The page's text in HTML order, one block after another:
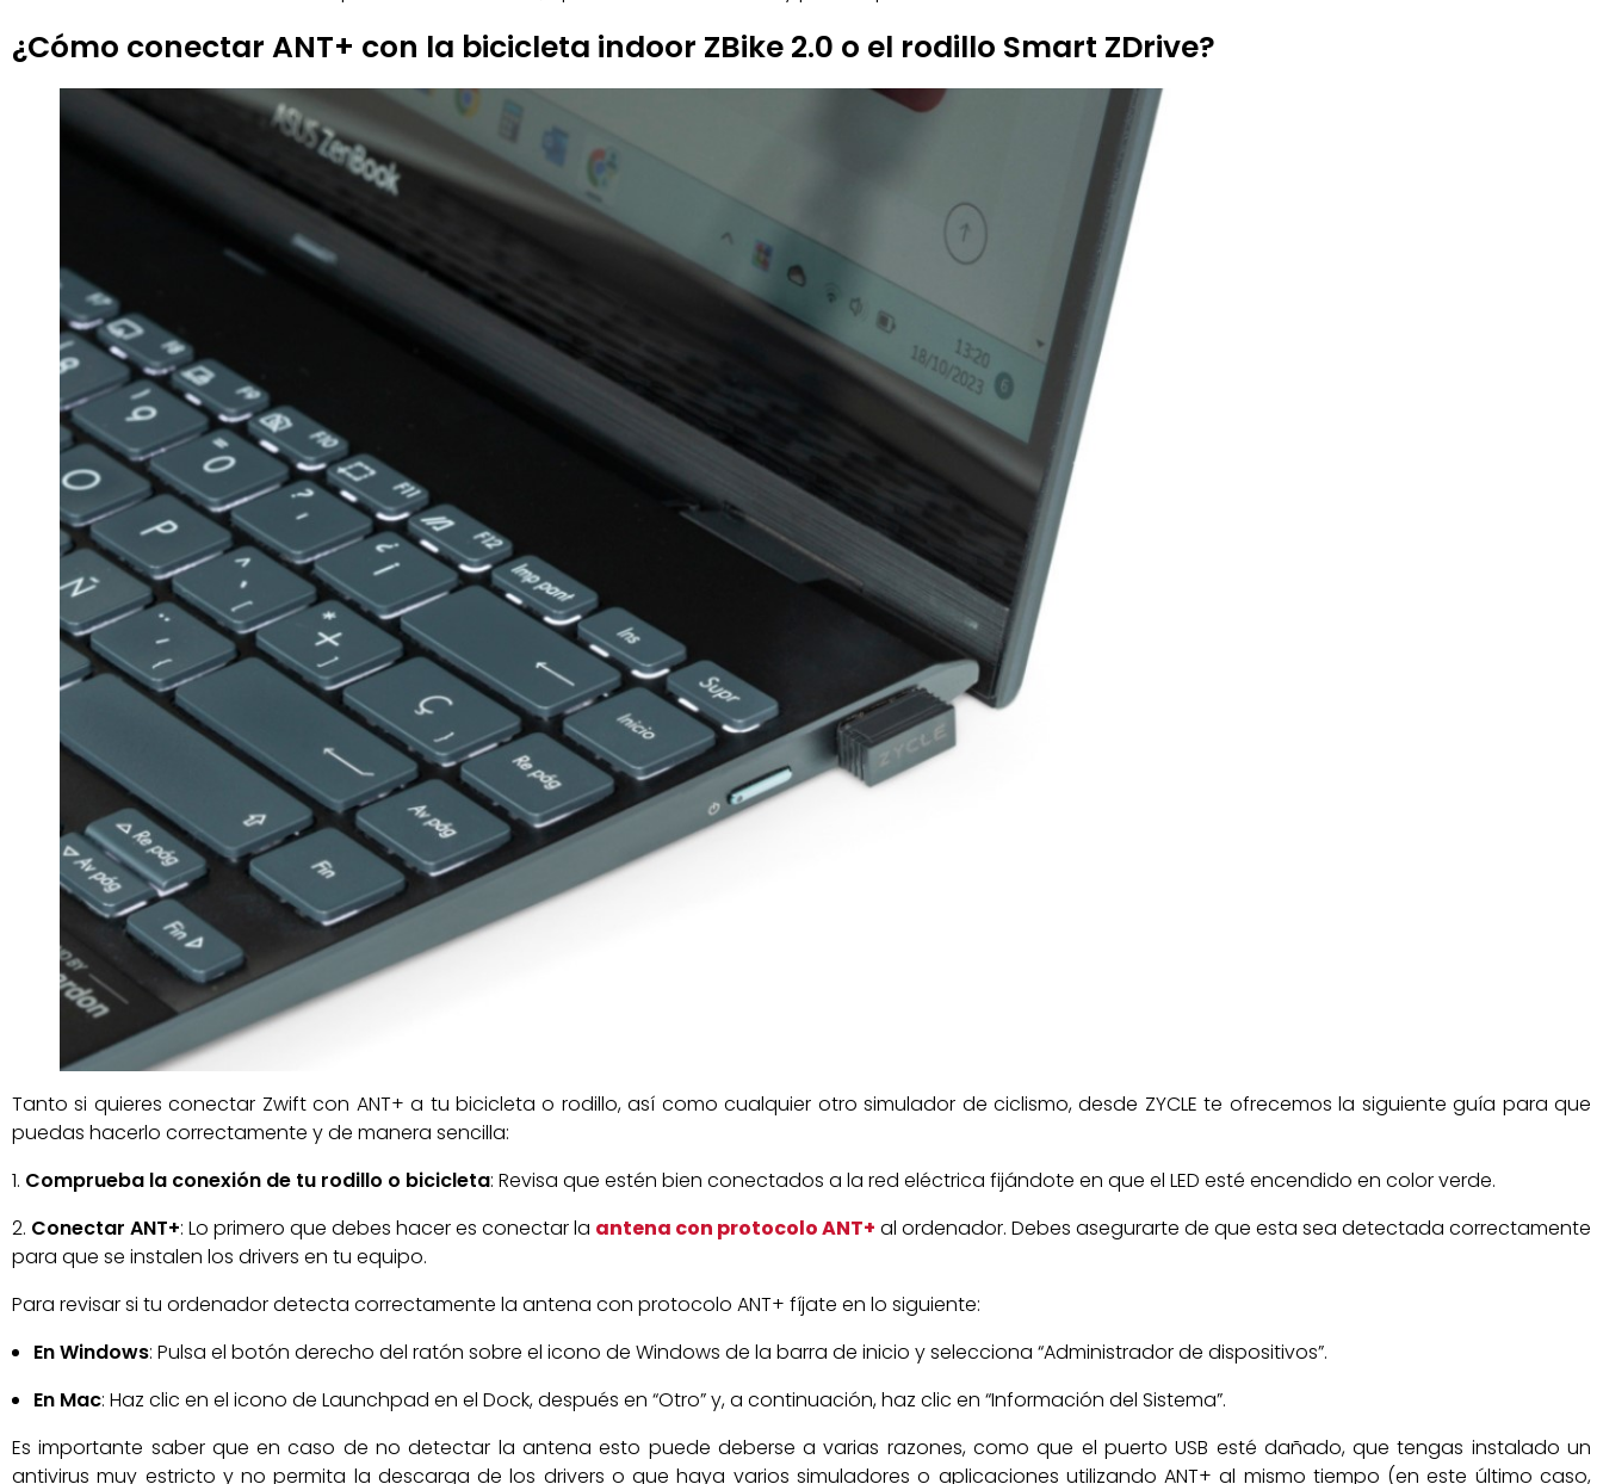
¿Cómo conectar ANT+ con la bicicleta indoor ZBike 2.0 o el rodillo Smart ZDrive?
Tanto si quieres conectar Zwift con ANT+ a tu bicicleta o rodillo, así como cualquier otro simulador de ciclismo, desde ZYCLE te ofrecemos la siguiente guía para que
puedas hacerlo correctamente y de manera sencilla:
Comprueba la conexión de tu rodillo o bicicleta: Revisa que estén bien conectados a la red eléctrica fijándote en que el LED esté encendido en color verde.
Conectar ANT+: Lo primero que debes hacer es conectar la antena con protocoloANT+ al ordenador. Debes asegurarte de que esta sea detectada correctamente
para que se instalen los drivers en tu equipo.
Para revisar si tu ordenador detecta correctamente la antena con protocolo ANT+ fíjate en lo siguiente:
En Windows: Pulsa el botón derecho del ratón sobre el icono de Windows de la barra de inicio y selecciona “Administrador de dispositivos”.
En Mac: Haz clic en el icono de Launchpad en el Dock, después en “Otro” y, a continuación, haz clic en “Información del Sistema”.
Es importante saber que en caso de no detectar la antena esto puede deberse a varias razones, como que el puerto USB esté dañado, que tengas instalado un
antivirus muy estricto y no permita la descarga de los drivers o que haya varios simuladores o aplicaciones utilizando ANT+ al mismo tiempo (en este último caso,